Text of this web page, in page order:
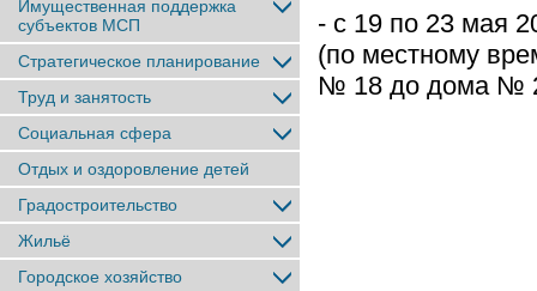
Имущественная поддержка
субъектов МСП
Стратегическое планирование
Труд и занятость
Социальная сфера
Отдых и оздоровление детей
Градостроительство
Жильё
Городское хозяйство
- с 19 по 23 мая
(по местному
№ 18 до дома №